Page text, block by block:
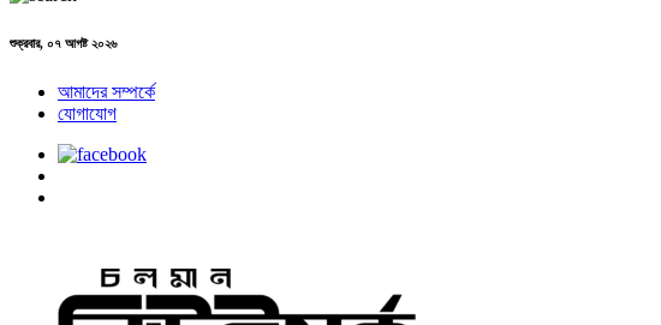
শুক্রবার, ০৭ আগষ্ট ২০২৬
আমাদের সম্পর্কে
যোগাযোগ